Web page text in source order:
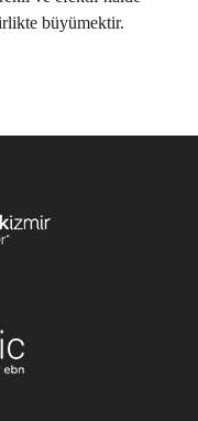
büyümektir.